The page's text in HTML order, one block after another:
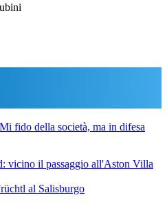
fido della società, ma in difesa
vicino il passaggio all'Aston Villa
al Salisburgo